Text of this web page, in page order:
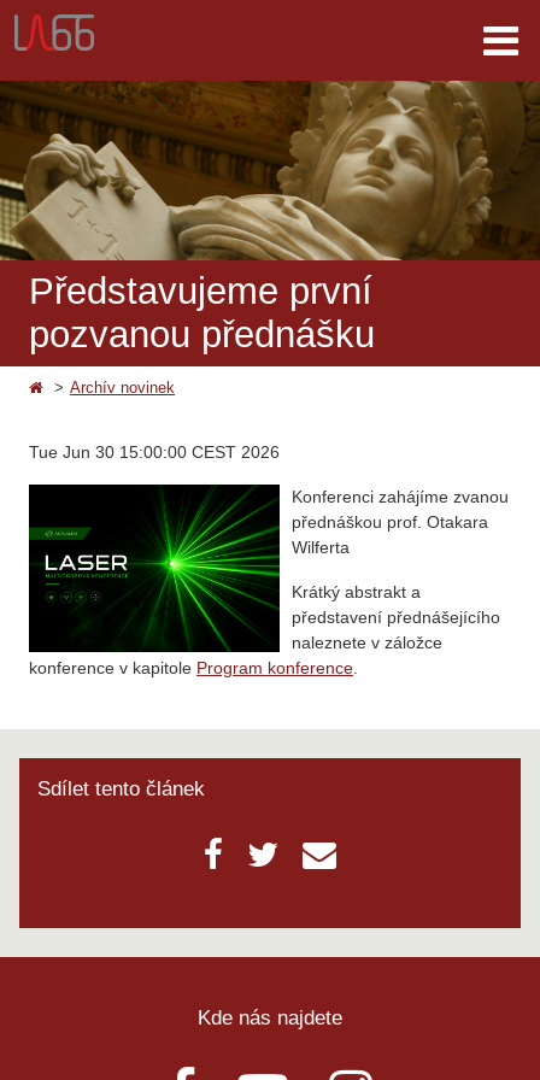
Představujeme první
pozvanou přednášku
Archív novinek
Tue Jun 30 15:00:00 CEST 2026
Konferenci zahájíme zvanou
přednáškou prof. Otakara
Wilferta
Krátký abstrakt a
představení přednášejícího
naleznete v záložce
konference v kapitole Program konference.
Sdílet tento článek
Kde nás najdete